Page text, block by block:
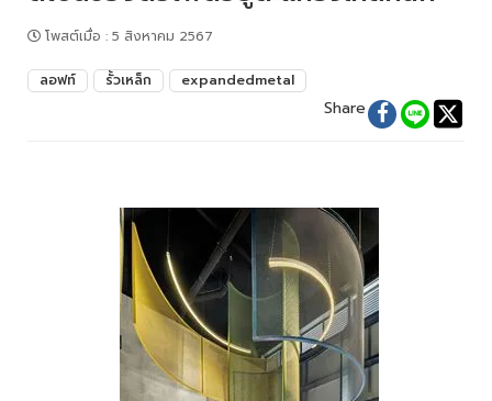
โพสต์เมื่อ : 5 สิงหาคม 2567
ลอฟท์ รั้วเหล็ก expandedmetal
Share